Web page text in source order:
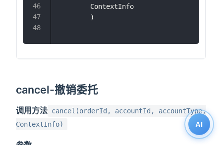
AI
        ContextInfo
        )
cancel-撤销委托
调用方法 cancel(orderId, accountId, accountType,
ContextInfo)